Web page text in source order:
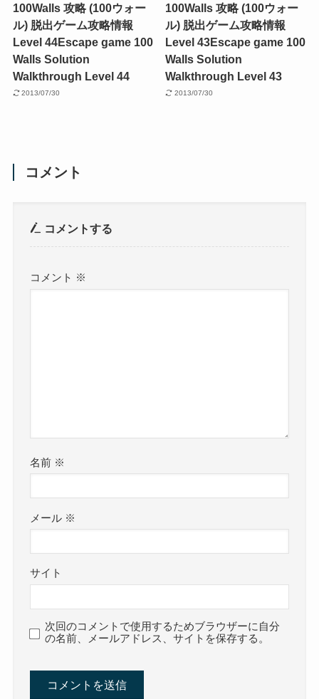
100Walls 攻略 (100ウォー
ル) 脱出ゲーム攻略情報
Level 44Escape game 100
Walls Solution
Walkthrough Level 44
2013/07/30
100Walls 攻略 (100ウォー
ル) 脱出ゲーム攻略情報
Level 43Escape game 100
Walls Solution
Walkthrough Level 43
2013/07/30
コメント
コメントする
コメント ※
名前 ※
メール ※
サイト
次回のコメントで使用するためブラウザーに自分
の名前、メールアドレス、サイトを保存する。